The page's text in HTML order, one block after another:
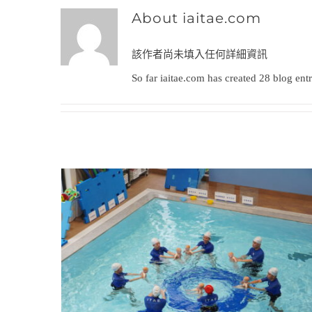
About iaitae.com
該作者尚未填入任何詳細資訊
So far iaitae.com has created 28 blog